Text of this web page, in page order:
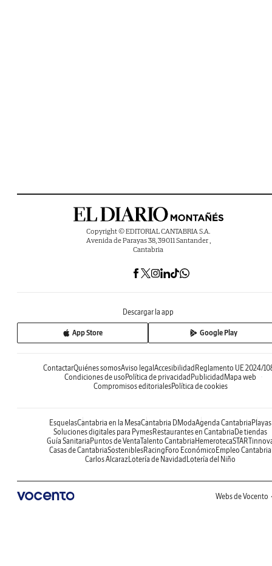
Copyright © EDITORIAL CANTABRIA S.A.
Avenida de Parayas 38, 39011 Santander ,
Cantabria
Descargar la app
App Store Google Play
ContactarQuiénes somosAviso legalAccesibilidadReglamento UE 2024/
Condiciones de usoPolítica de privacidadPublicidadMapa web
Compromisos editorialesPolítica de cookies
EsquelasCantabria en la MesaCantabria DModaAgenda CantabriaPlayas
Soluciones digitales para PymesRestaurantes en CantabriaDe tiendas
Guía SanitariaPuntos de VentaTalento CantabriaHemeroteca
Casas de CantabriaSosteniblesRacingForo EconómicoEmpleo Cantabria
Carlos AlcarazLotería de NavidadLotería del Niño
Webs de Vocento